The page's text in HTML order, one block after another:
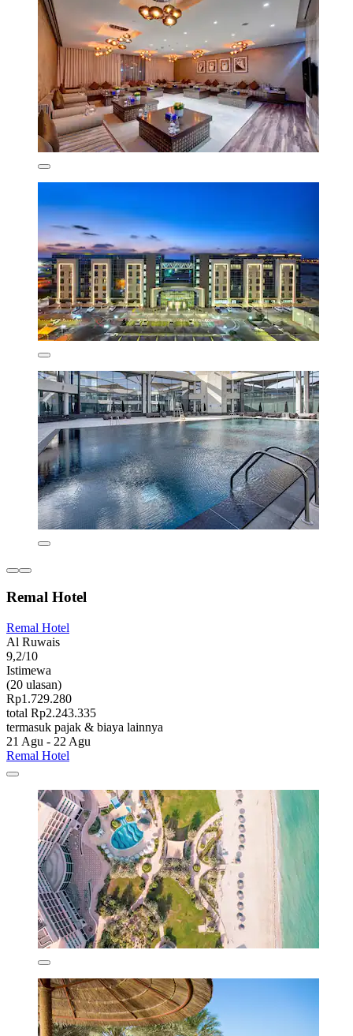
Remal Hotel
Remal Hotel
Al Ruwais
9,2/10
Istimewa
(20 ulasan)
Rp1.729.280
total Rp2.243.335
termasuk pajak & biaya lainnya
21 Agu - 22 Agu
Remal Hotel